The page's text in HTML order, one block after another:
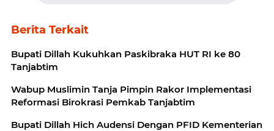
Berita Terkait
Bupati Dillah Kukuhkan Paskibraka HUT RI ke 80
Tanjabtim
Wabup Muslimin Tanja Pimpin Rakor Implementasi
Reformasi Birokrasi Pemkab Tanjabtim
Bupati Dillah Hich Audensi Dengan PFID Kementerian